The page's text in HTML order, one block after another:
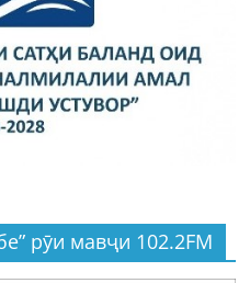
рӯи мавҷи 102.2FM